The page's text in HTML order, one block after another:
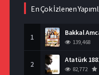
En Çok İzlenen
1 Bakkal
139,468
2 Atatürk
82,772